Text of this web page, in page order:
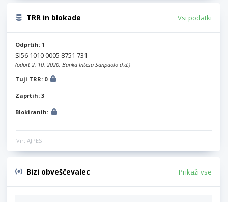
TRR in blokade Vsi podatki
Odprtih: 1
SI56 1010 0005 8751 731
(odprt 2. 10. 2020, Banka Intesa Sanpaolo d.d.)
Tuji TRR: 0
Zaprtih: 3
Blokiranih:
Vir: AJPES
Bizi obveščevalec Prikaži vse